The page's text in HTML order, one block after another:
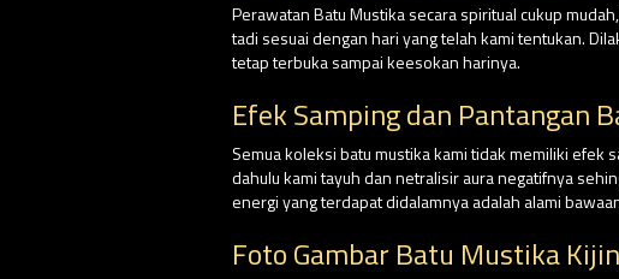
Perawatan Batu Mustika secara spiritual cukup
tadi sesuai dengan hari yang telah kami tentukan.
tetap terbuka sampai keesokan harinya.
Efek Samping dan Pantangan
Semua koleksi batu mustika kami tidak memiliki efek
dahulu kami tayuh dan netralisir aura negatifnya
energi yang terdapat didalamnya adalah alami
Foto Gambar Batu Mustika